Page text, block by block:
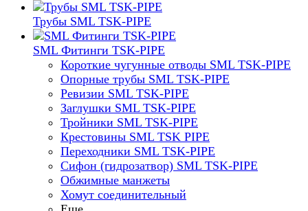
Трубы SML TSK-PIPE
SML Фитинги TSK-PIPE
Короткие чугунные отводы SML TSK-PIPE
Опорные трубы SML TSK-PIPE
Ревизии SML TSK-PIPE
Заглушки SML TSK-PIPE
Тройники SML TSK-PIPE
Крестовины SML TSK PIPE
Переходники SML TSK-PIPE
Сифон (гидрозатвор) SML TSK-PIPE
Обжимные манжеты
Хомут соединительный